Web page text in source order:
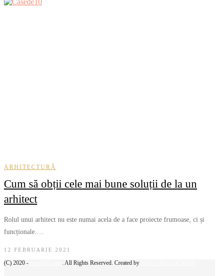
ARHITECTURĂ
Cum să obții cele mai bune soluții de la un
arhitect
Rolul unui arhitect nu este numai acela de a face proiecte frumoase, ci și
funcționale.…
12 FEBRUARIE 2021
(C) 2020 - . All Rights Reserved. Created by